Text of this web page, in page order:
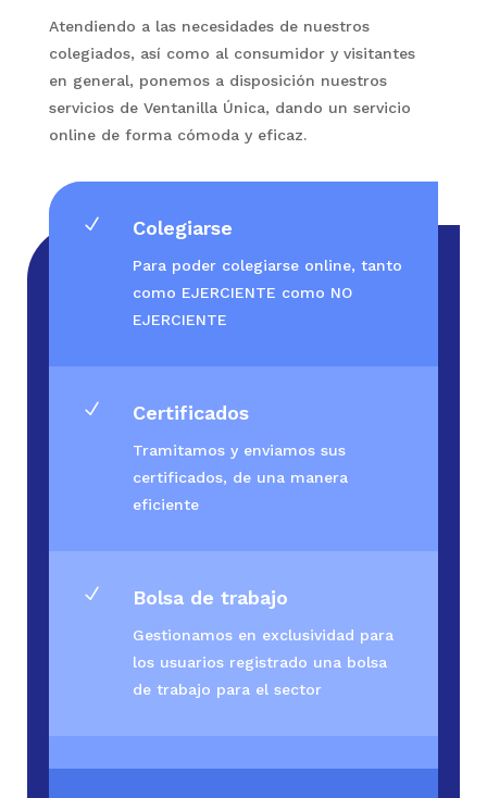
Atendiendo a las necesidades de nuestros
colegiados, así como al consumidor y visitantes
en general, ponemos a disposición nuestros
servicios de Ventanilla Única, dando un servicio
online de forma cómoda y eficaz.
N Colegiarse
Para poder colegiarse online, tanto
como EJERCIENTE como NO
EJERCIENTE
N Certificados
Tramitamos y enviamos sus
certificados, de una manera
eficiente
N Bolsa de trabajo
Gestionamos en exclusividad para
los usuarios registrado una bolsa
de trabajo para el sector